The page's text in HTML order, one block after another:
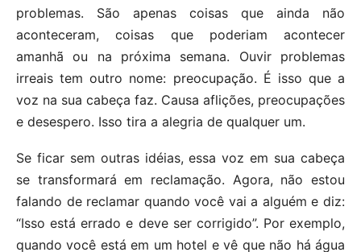
problemas. São apenas coisas que ainda não
aconteceram, coisas que poderiam acontecer
amanhã ou na próxima semana. Ouvir problemas
irreais tem outro nome: preocupação. É isso que a
voz na sua cabeça faz. Causa aflições, preocupações
e desespero. Isso tira a alegria de qualquer um.
Se ficar sem outras idéias, essa voz em sua cabeça
se transformará em reclamação. Agora, não estou
falando de reclamar quando você vai a alguém e diz:
“Isso está errado e deve ser corrigido”. Por exemplo,
quando você está em um hotel e vê que não há água